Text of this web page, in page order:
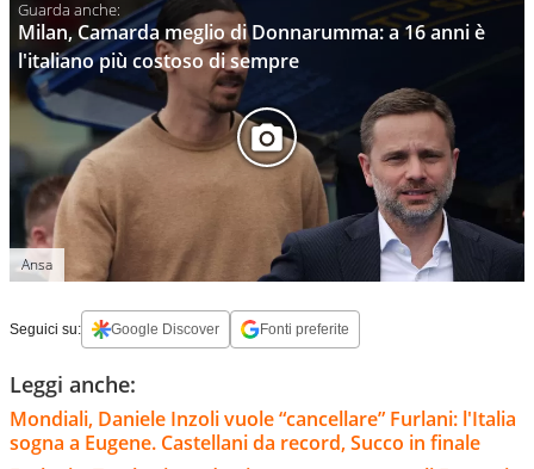
Milan, Camarda meglio di Donnarumma: a 16 anni è
l'italiano più costoso di sempre
Ansa
Seguici su: Google Discover Fonti preferite
Leggi anche:
Mondiali, Daniele Inzoli vuole “cancellare” Furlani: l'Italia
sogna a Eugene. Castellani da record, Succo in finale